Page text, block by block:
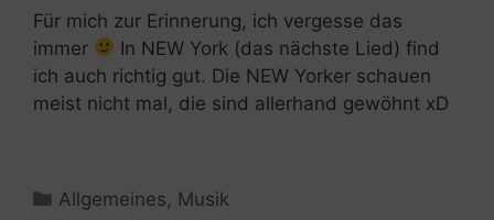
Für mich zur Erinnerung, ich vergesse das
immer
In NEW York (das nächste Lied) find
ich auch richtig gut. Die NEW Yorker schauen
meist nicht mal, die sind allerhand gewöhnt xD
Kategorien
Allgemeines, Musik